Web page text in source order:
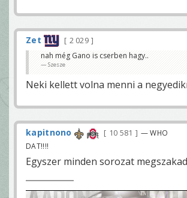
Zet
2 029
nah még Gano is cserben hagy..
Szesze
Neki kellett volna menni a
kapitnono 10 581
— WHO
DAT!!!!
Egyszer minden sorozat